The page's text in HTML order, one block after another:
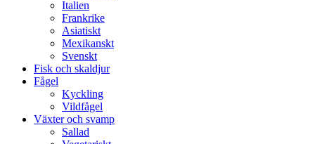
Italien
Frankrike
Asiatiskt
Mexikanskt
Svenskt
Fisk och skaldjur
Fågel
Kyckling
Vildfågel
Växter och svamp
Sallad